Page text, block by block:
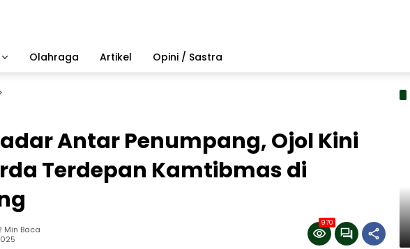
Olahraga Artikel Opini / Sastra
Antar Penumpang, Ojol Kini
Terdepan Kamtibmas di
Min Baca
970